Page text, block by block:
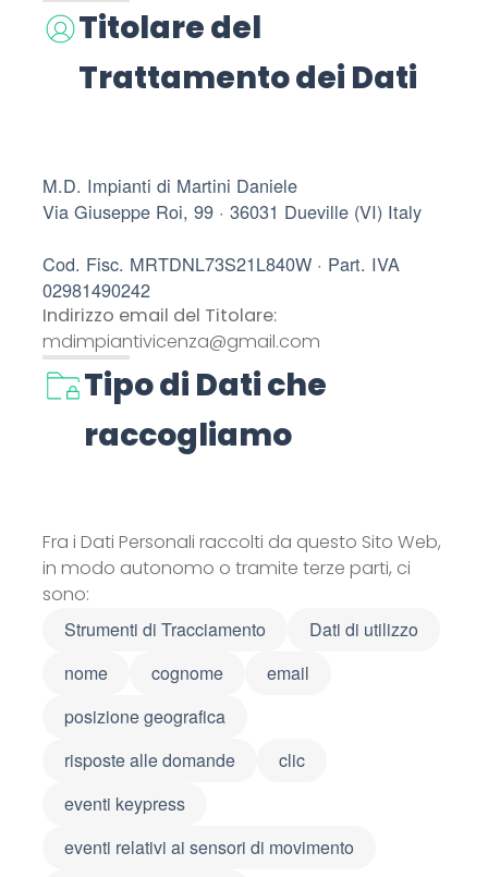
Titolare del
Trattamento dei Dati
M.D. Impianti di Martini Daniele
Via Giuseppe Roi, 99 · 36031 Dueville (VI) Italy
Cod. Fisc. MRTDNL73S21L840W · Part. IVA
02981490242
Indirizzo email del Titolare:
mdimpiantivicenza@gmail.com
Tipo di Dati che
raccogliamo
Fra i Dati Personali raccolti da questo Sito Web,
in modo autonomo o tramite terze parti, ci
sono:
Strumenti di Tracciamento
Dati di utilizzo
nome
cognome
email
posizione geografica
risposte alle domande
clic
eventi keypress
eventi relativi ai sensori di movimento